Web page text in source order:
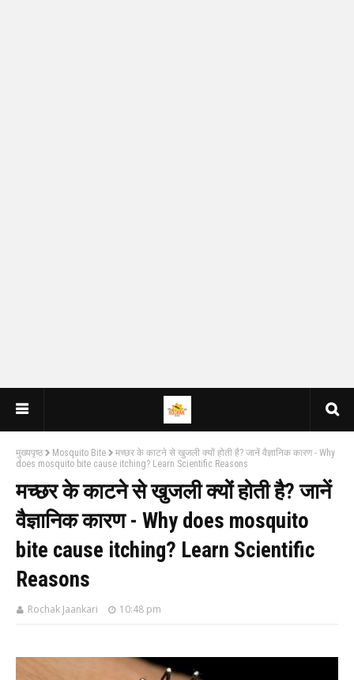
मुख्यपृष्ठ Mosquito Bite
मच्छर के काटने से खुजली क्यों होती है? जानें वैज्ञानिक कारण - Why
does mosquito bite cause itching? Learn Scientific Reasons
मच्छर के काटने से खुजली क्यों होती है? जानें
वैज्ञानिक कारण - Why does mosquito
bite cause itching? Learn Scientific
Reasons
Rochak Jaankari 10:48 pm